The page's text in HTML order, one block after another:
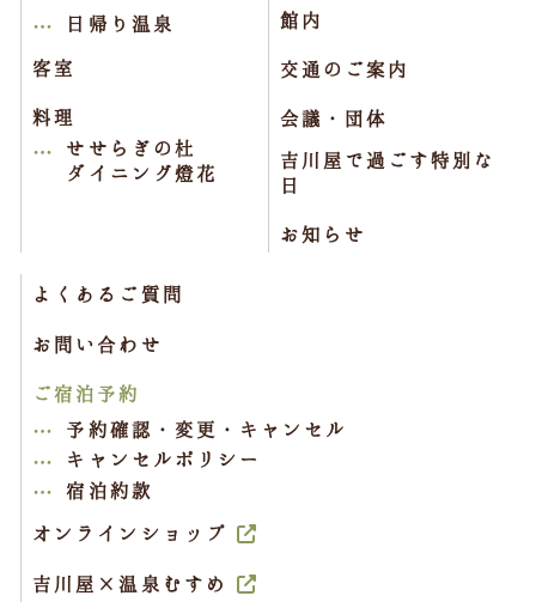
日帰り温泉
客室
料理
せせらぎの杜
ダイニング燈花
館内
交通のご案内
会議・団体
吉川屋で過ごす特別な
日
お知らせ
よくあるご質問
お問い合わせ
ご宿泊予約
予約確認・変更・キャンセル
キャンセルポリシー
宿泊約款
オンラインショップ
吉川屋×温泉むすめ